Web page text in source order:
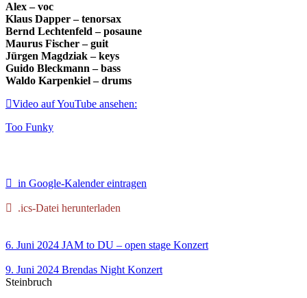
Alex – voc
Klaus Dapper – tenorsax
Bernd Lechtenfeld – posaune
Maurus Fischer – guit
Jürgen Magdziak – keys
Guido Bleckmann – bass
Waldo Karpenkiel – drums
Video auf YouTube ansehen:
Too Funky
in Google-Kalender eintragen
.ics-Datei herunterladen
6. Juni 2024 JAM to DU – open stage Konzert
9. Juni 2024 Brendas Night Konzert
Steinbruch